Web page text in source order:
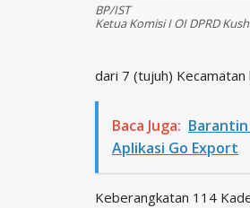
BP/IST
Ketua Komisi I OI DPRD
dari 7 (tujuh)
Baca Juga:
Aplikasi Go Export
Keberangkatan 114